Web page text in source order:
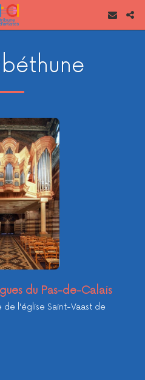
du Pas-de-Calais
l'église Saint-Vaast de